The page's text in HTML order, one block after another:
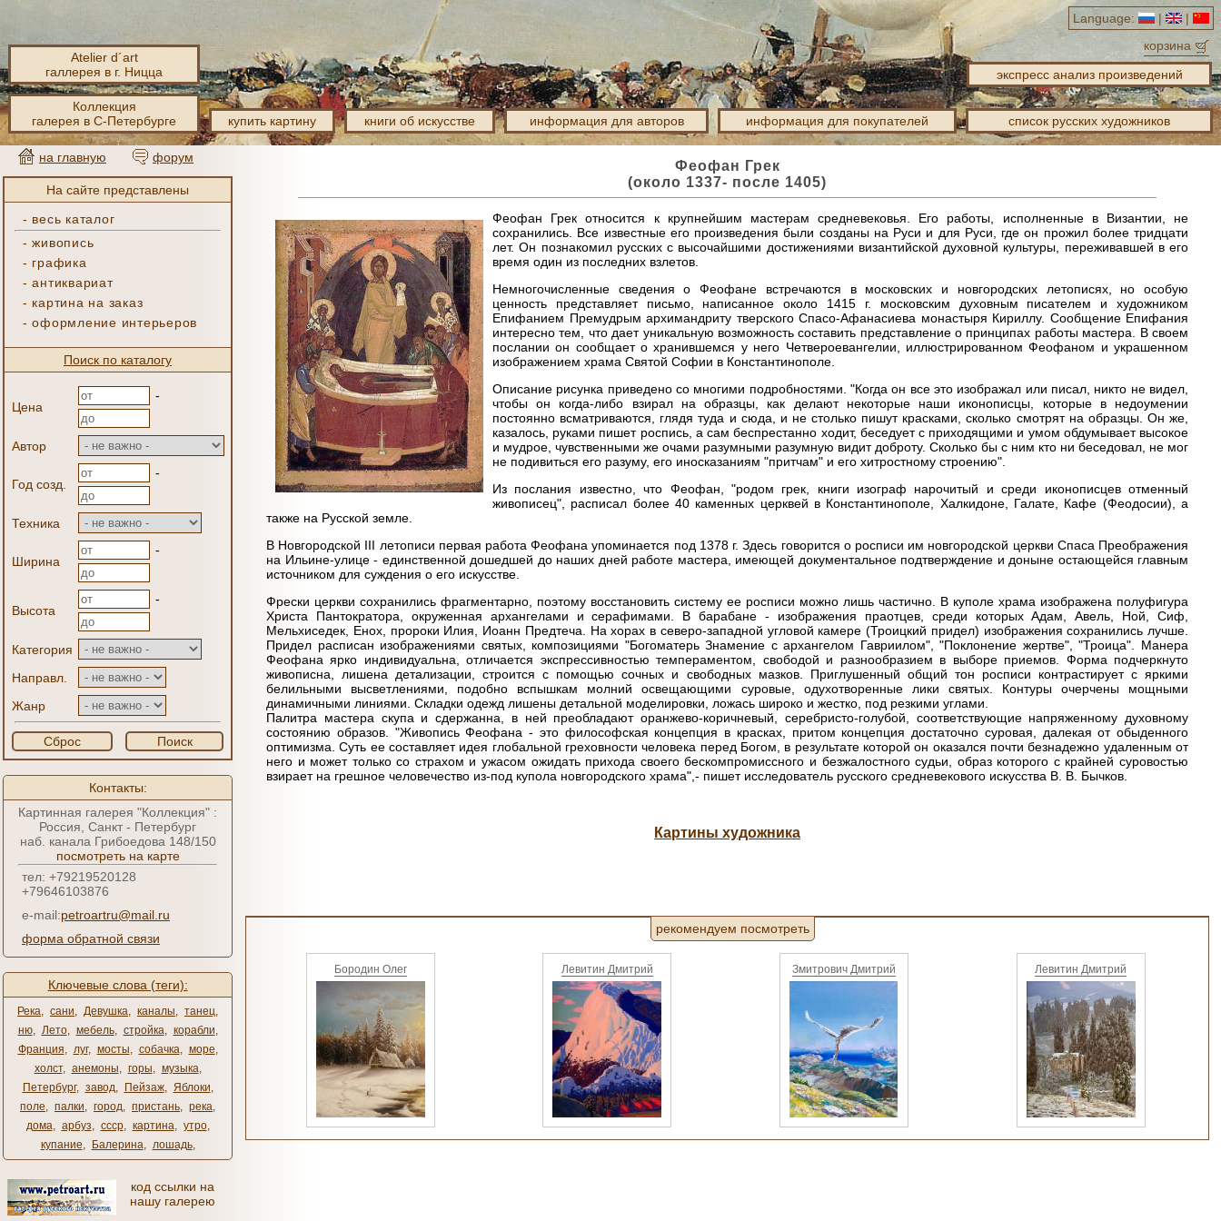
Language: |
|
корзина
Atelier d´art
галлерея в г. Ницца
экспресс анализ произведений
Коллекция
галерея в С-Петербурге
купить картину книги об искусстве информация для авторов информация для покупателей список русских художников
на главную форум
На сайте представлены
- весь каталог
-живопись
- графика
-антиквариат
- картина на заказ
-оформление интерьеров
Поиск по каталогу
Цена
-
Автор
Год созд.
-
Техника
Ширина
-
Высота
-
Категория
Направл.
Жанр
Сброс Поиск
Контакты:
Картинная галерея "Коллекция" :
Россия, Санкт - Петербург
наб. канала Грибоедова 148/150
посмотреть на карте
тел: +79219520128
+79646103876
e-mail:petroartru@mail.ru
форма обратной связи
Ключевые слова (теги):
Река, сани, Девушка, каналы, танец,
ню, Лето, мебель, стройка, корабли,
Франция, луг, мосты, собачка, море,
холст, анемоны, горы, музыка,
Петербург, завод, Пейзаж, Яблоки,
поле, палки, город, пристань, река,
дома, арбуз, ссср, картина, утро,
купание, Балерина, лошадь,
код ссылки на
нашу галерею
Феофан Грек
(около 1337- после 1405)
Феофан Грек относится к крупнейшим мастерам средневековья. Его работы, исполненные в Византии, не
сохранились. Все известные его произведения были созданы на Руси и для Руси, где он прожил более тридцати
лет. Он познакомил русских с высочайшими достижениями византийской духовной культуры, переживавшей в его
время один из последних взлетов.
Немногочисленные сведения о Феофане встречаются в московских и новгородских летописях, но особую
ценность представляет письмо, написанное около 1415 г. московским духовным писателем и художником
Епифанием Премудрым архимандриту тверского Спасо-Афанасиева монастыря Кириллу. Сообщение Епифания
интересно тем, что дает уникальную возможность составить представление о принципах работы мастера. В своем
послании он сообщает о хранившемся у него Четвероевангелии, иллюстрированном Феофаном и украшенном
изображением храма Святой Софии в Константинополе.
Описание рисунка приведено со многими подробностями. "Когда он все это изображал или писал, никто не видел,
чтобы он когда-либо взирал на образцы, как делают некоторые наши иконописцы, которые в недоумении
постоянно всматриваются, глядя туда и сюда, и не столько пишут красками, сколько смотрят на образцы. Он же,
казалось, руками пишет роспись, а сам беспрестанно ходит, беседует с приходящими и умом обдумывает высокое
и мудрое, чувственными же очами разумными разумную видит доброту. Сколько бы с ним кто ни беседовал, не мог
не подивиться его разуму, его иносказаниям "притчам" и его хитростному строению".
Из послания известно, что Феофан, "родом грек, книги изограф нарочитый и среди иконописцев отменный
живописец", расписал более 40 каменных церквей в Константинополе, Халкидоне, Галате, Кафе (Феодосии), а
также на Русской земле.
В Новгородской III летописи первая работа Феофана упоминается под 1378 г. Здесь говорится о росписи им новгородской церкви Спаса Преображения
на Ильине-улице - единственной дошедшей до наших дней работе мастера, имеющей документальное подтверждение и доныне остающейся главным
источником для суждения о его искусстве.
Фрески церкви сохранились фрагментарно, поэтому восстановить систему ее росписи можно лишь частично. В куполе храма изображена полуфигура
Христа Пантократора, окруженная архангелами и серафимами. В барабане - изображения праотцев, среди которых Адам, Авель, Ной, Сиф,
Мельхиседек, Енох, пророки Илия, Иоанн Предтеча. На хорах в северо-западной угловой камере (Троицкий придел) изображения сохранились лучше.
Придел расписан изображениями святых, композициями "Богоматерь Знамение с архангелом Гавриилом", "Поклонение жертве", "Троица". Манера
Феофана ярко индивидуальна, отличается экспрессивностью темпераментом, свободой и разнообразием в выборе приемов. Форма подчеркнуто
живописна, лишена детализации, строится с помощью сочных и свободных мазков. Приглушенный общий тон росписи контрастирует с яркими
белильными высветлениями, подобно вспышкам молний освещающими суровые, одухотворенные лики святых. Контуры очерчены мощными
динамичными линиями. Складки одежд лишены детальной моделировки, ложась широко и жестко, под резкими углами.
Палитра мастера скупа и сдержанна, в ней преобладают оранжево-коричневый, серебристо-голубой, соответствующие напряженному духовному
состоянию образов. "Живопись Феофана - это философская концепция в красках, притом концепция достаточно суровая, далекая от обыденного
оптимизма. Суть ее составляет идея глобальной греховности человека перед Богом, в результате которой он оказался почти безнадежно удаленным от
него и может только со страхом и ужасом ожидать прихода своего бескомпромиссного и безжалостного судьи, образ которого с крайней суровостью
взирает на грешное человечество из-под купола новгородского храма",- пишет исследователь русского средневекового искусства В. В. Бычков.
Картины художника
рекомендуем посмотреть
Бородин Олег Левитин Дмитрий Змитрович Дмитрий Левитин Дмитрий